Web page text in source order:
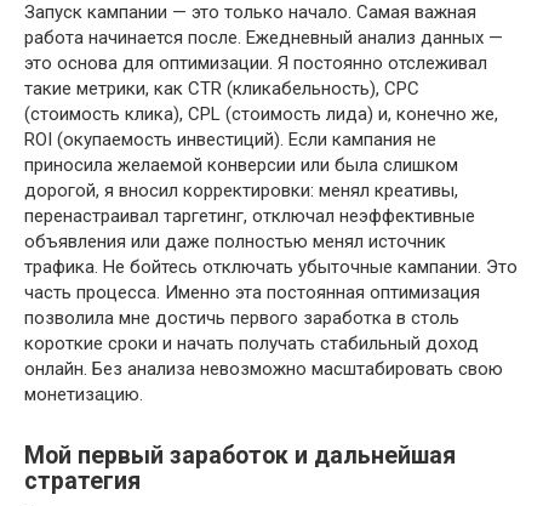
Запуск кампании — это только начало. Самая важная
работа начинается после. Ежедневный анализ данных —
это основа для оптимизации. Я постоянно отслеживал
такие метрики, как CTR (кликабельность), CPC
(стоимость клика), CPL (стоимость лида) и, конечно же,
ROI (окупаемость инвестиций). Если кампания не
приносила желаемой конверсии или была слишком
дорогой, я вносил корректировки: менял креативы,
перенастраивал таргетинг, отключал неэффективные
объявления или даже полностью менял источник
трафика. Не бойтесь отключать убыточные кампании. Это
часть процесса. Именно эта постоянная оптимизация
позволила мне достичь первого заработка в столь
короткие сроки и начать получать стабильный доход
онлайн. Без анализа невозможно масштабировать свою
монетизацию.
Мой первый заработок и дальнейшая
стратегия